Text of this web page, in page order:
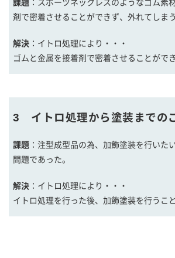
課題 ：スポーツネックレスのようなゴム素
剤で密着させることができず、外れてしまう
解決 ：イトロ処理により・・・
ゴムと金属を接着剤で密着させることができ
3 イトロ処理から塗装までの
課題 ：注型成型品の為、加飾塗装を行いた
問題であった。
解決 ：イトロ処理により・・・
イトロ処理を行った後、加飾塗装を行うこ